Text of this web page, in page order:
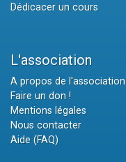
Dédicacer un cours
L'association
A propos de l'association
Faire un don !
Mentions légales
Nous contacter
Aide (FAQ)